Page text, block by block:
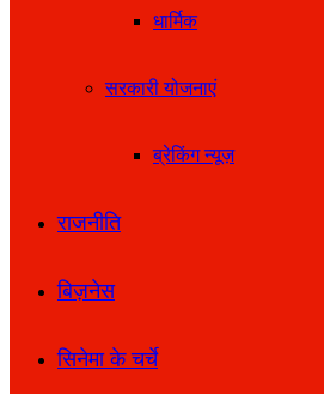
धार्मिक
सरकारी योजनाएं
ब्रेकिंग न्यूज़
राजनीति
बिज़नेस
सिनेमा के चर्चे